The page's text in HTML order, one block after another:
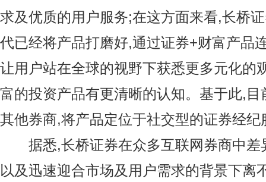
求及优质的用户服务;在这方面来看,长桥
代已经将产品打磨好,通过证券+财富产品
让用户站在全球的视野下获悉更多元化的
富的投资产品有更清晰的认知。基于此,
其他券商,将产品定位于社交型的证券经纪
据悉,长桥证券在众多互联网券商中差
以及迅速迎合市场及用户需求的背景下离